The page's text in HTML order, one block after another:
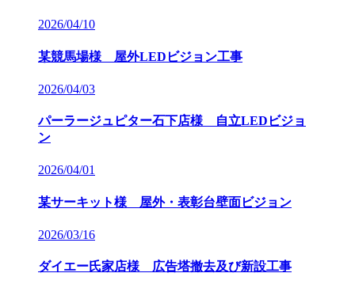
2026/04/10
某競馬場様 屋外LEDビジョン工事
2026/04/03
パーラージュピター石下店様 自立LEDビジョ
ン
2026/04/01
某サーキット様 屋外・表彰台壁面ビジョン
2026/03/16
ダイエー氏家店様 広告塔撤去及び新設工事